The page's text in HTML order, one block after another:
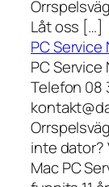
Låt oss […]
PC Service
PC Service
Telefon 08
inte dator?
Mac PC